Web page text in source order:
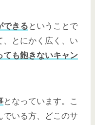
できる ということで
とにかく広く、い
ても飽きないキャン
となっています。こ
でいる方、どこのサ